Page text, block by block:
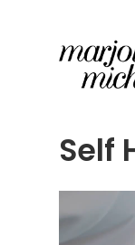
Self
vidéo